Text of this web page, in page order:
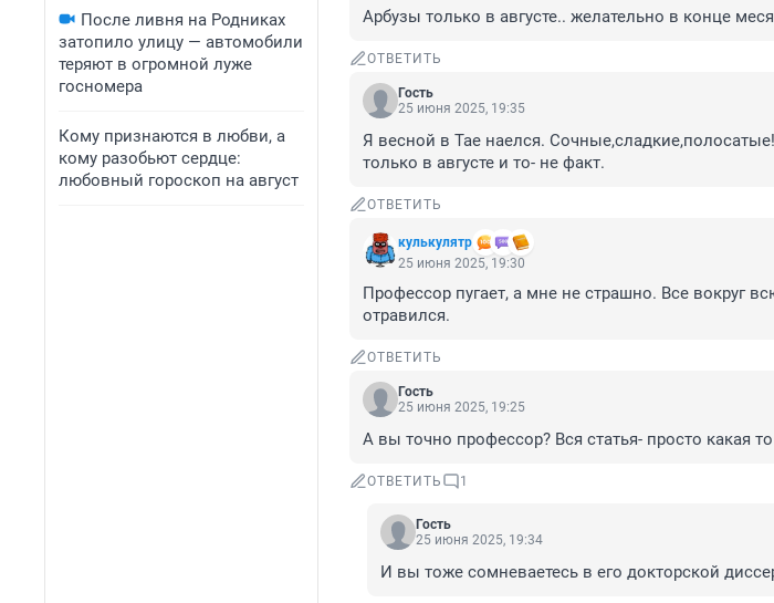
После ливня на Родниках
затопило улицу — автомобили
теряют в огромной луже
госномера
Кому признаются в любви, а
кому разобьют сердце:
любовный гороскоп на август
Арбузы только в августе.. желательно в конце
ОТВЕТИТЬ
Гость
25 июня 2025, 19:35
Я весной в Тае наелся.
только в августе и то- не факт.
ОТВЕТИТЬ
кулькулятр
25 июня 2025, 19:30
Профессор пугает, а мне не страшно. Все вокруг
отравился.
ОТВЕТИТЬ
Гость
25 июня 2025, 19:25
А вы точно профессор? Вся статья- просто какая
ОТВЕТИТЬ 1
Гость
25 июня 2025, 19:34
И вы тоже сомневаетесь в его докторской